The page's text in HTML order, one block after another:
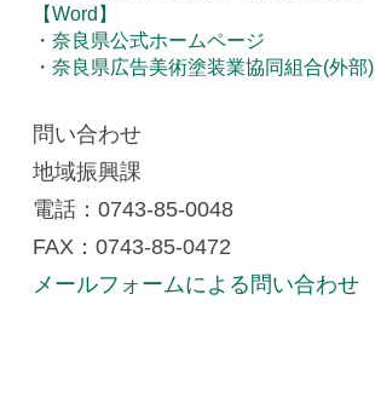
【Word】
・奈良県公式ホームページ
・奈良県広告美術塗装業協同組合(外部)
問い合わせ
地域振興課
電話：0743-85-0048
FAX：0743-85-0472
メールフォームによる問い合わせ